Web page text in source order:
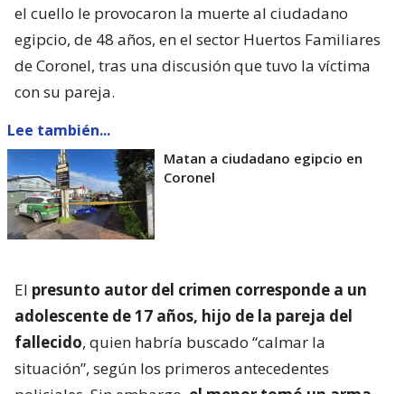
el cuello le provocaron la muerte al ciudadano
egipcio, de 48 años, en el sector Huertos Familiares
de Coronel, tras una discusión que tuvo la víctima
con su pareja.
Lee también...
Matan a ciudadano egipcio en
Coronel
El presunto autor del crimen corresponde a un
adolescente de 17 años, hijo de la pareja del
fallecido, quien habría buscado “calmar la
situación”, según los primeros antecedentes